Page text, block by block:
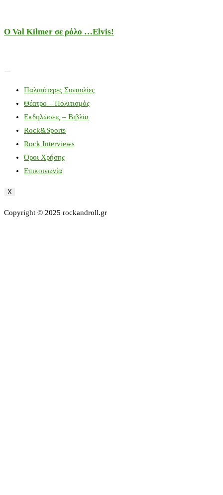
Ο Val Kilmer σε ρόλο …Elvis!
Παλαιότερες Συναυλίες
Θέατρο – Πολιτισμός
Εκδηλώσεις – Βιβλία
Rock&Sports
Rock Interviews
Όροι Χρήσης
Επικοινωνία
X
Copyright © 2025 rockandroll.gr